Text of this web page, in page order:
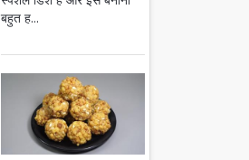
बहुत ह...